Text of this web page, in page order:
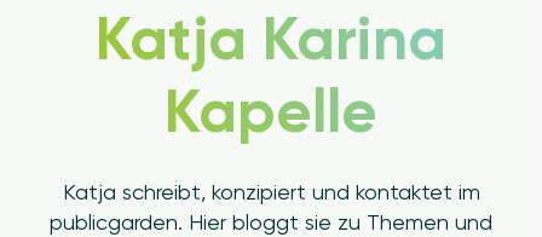
Katja Karina
Kapelle
Katja schreibt, konzipiert und kontaktet im
publicgarden. Hier bloggt sie zu Themen und